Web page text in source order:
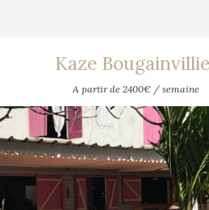
Kaze
A partir de 2400€ / semaine